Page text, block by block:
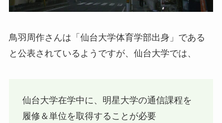
鳥羽周作さんは「仙台大学体育学部出身」である
と公表されているようですが、仙台大学では、
仙台大学在学中に、明星大学の通信課程を
履修＆単位を取得することが必要